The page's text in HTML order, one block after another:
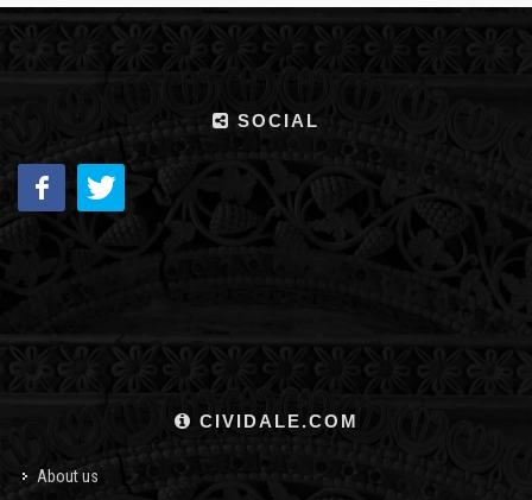
SOCIAL
CIVIDALE.COM
About us